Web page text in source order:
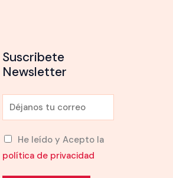
Suscribete
Newsletter
m
a
He leído y Acepto la
política de privacidad